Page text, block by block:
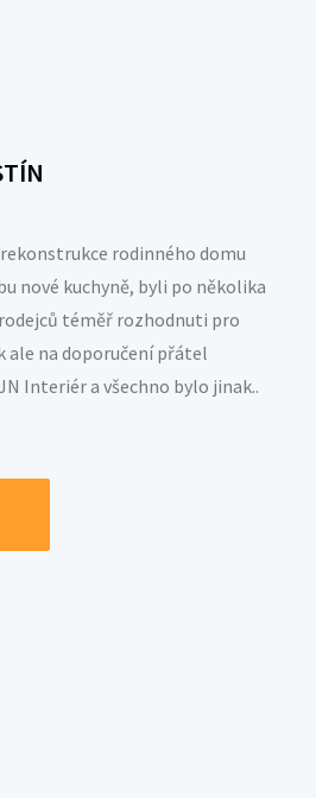
rodinného domu
nové kuchyně, byli po několika
téměř rozhodnuti pro
ale na doporučení přátel
Interiér a všechno bylo jinak..